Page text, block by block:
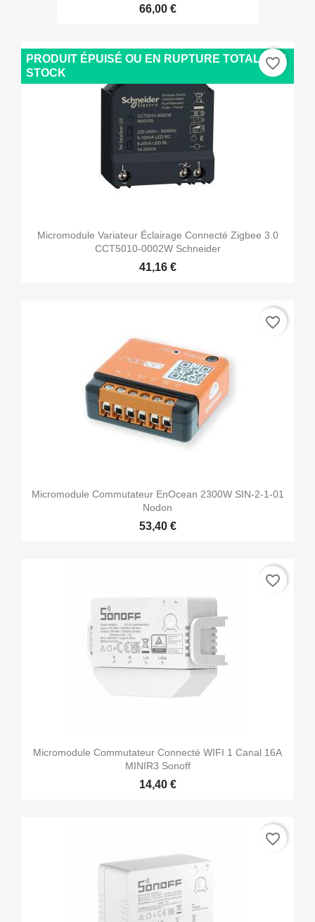
66,00 €
Micromodule Variateur Éclairage Connecté Zigbee 3.0
CCT5010-0002W Schneider
41,16 €
PRODUIT ÉPUISÉ OU EN RUPTURE TOTALE DE
STOCK
favorite_border
Micromodule Commutateur EnOcean 2300W SIN-2-1-01
Nodon
53,40 €
favorite_border
Micromodule Commutateur Connecté WIFI 1 Canal 16A
MINIR3 Sonoff
14,40 €
favorite_border
favorite_border